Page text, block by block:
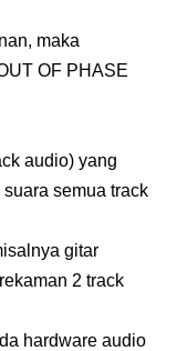
maka
OF PHASE
audio) yang
semua track
gitar
2 track
hardware audio